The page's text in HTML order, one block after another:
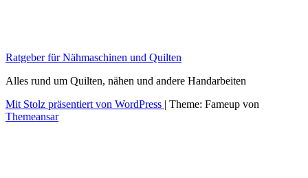
Ratgeber für Nähmaschinen und Quilten
Alles rund um Quilten, nähen und andere Handarbeiten
Mit Stolz präsentiert von WordPress
Theme: Fameup von
Themeansar